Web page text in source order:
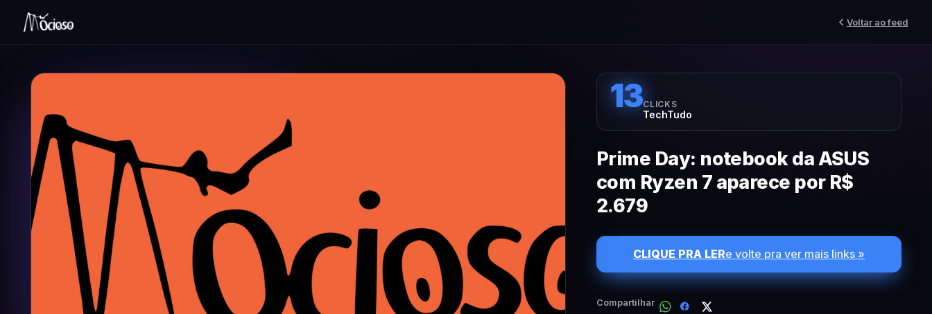
Voltar ao feed
13CLICKS
TechTudo
Prime Day: notebook da ASUS
com Ryzen 7 aparece por R$
2.679
CLIQUE PRA LERe volte pra ver mais links »
Compartilhar